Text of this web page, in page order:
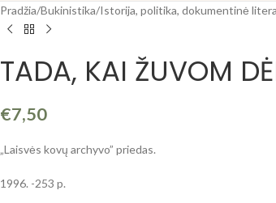
Pradžia/Bukinistika/Istorija, politika, dokumentinė
TADA, KAI ŽUVOM
€7,50
„Laisvės kovų archyvo” priedas.
1996. -253 p.